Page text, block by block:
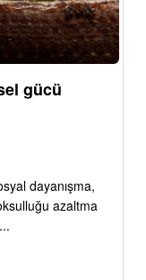
gücü
dayanışma,
azaltma